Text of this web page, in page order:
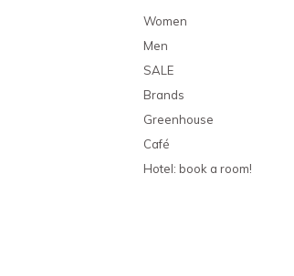
Women
Men
SALE
Brands
Greenhouse
Café
Hotel: book a room!